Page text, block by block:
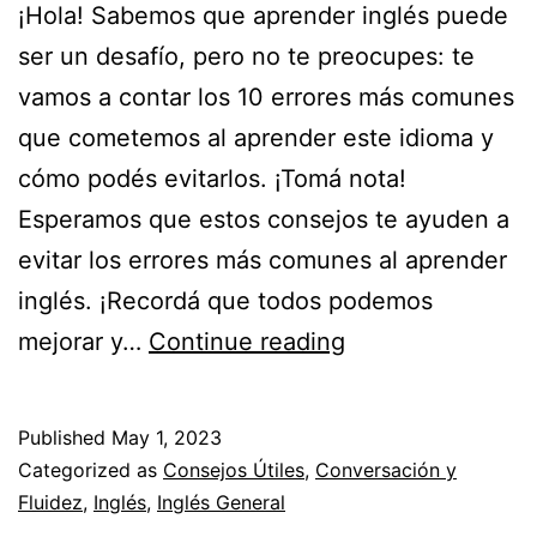
¡Hola! Sabemos que aprender inglés puede
ser un desafío, pero no te preocupes: te
vamos a contar los 10 errores más comunes
que cometemos al aprender este idioma y
cómo podés evitarlos. ¡Tomá nota!
Esperamos que estos consejos te ayuden a
evitar los errores más comunes al aprender
inglés. ¡Recordá que todos podemos
mejorar y… Continue reading
errores
Published May 1, 2023
Categorized as Consejos Útiles, Conversación y
Fluidez, Inglés, Inglés General